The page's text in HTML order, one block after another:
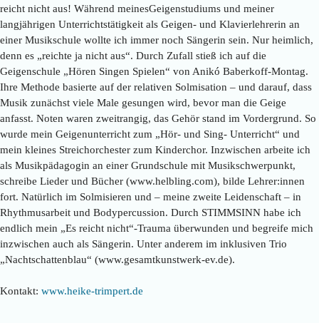
reicht nicht aus! Während meinesGeigenstudiums und meiner
langjährigen Unterrichtstätigkeit als Geigen- und Klavierlehrerin an
einer Musikschule wollte ich immer noch Sängerin sein. Nur heimlich,
denn es „reichte ja nicht aus“. Durch Zufall stieß ich auf die
Geigenschule „Hören Singen Spielen“ von Anikó Baberkoff-Montag.
Ihre Methode basierte auf der relativen Solmisation – und darauf, dass
Musik zunächst viele Male gesungen wird, bevor man die Geige
anfasst. Noten waren zweitrangig, das Gehör stand im Vordergrund. So
wurde mein Geigenunterricht zum „Hör- und Sing- Unterricht“ und
mein kleines Streichorchester zum Kinderchor. Inzwischen arbeite ich
als Musikpädagogin an einer Grundschule mit Musikschwerpunkt,
schreibe Lieder und Bücher (www.helbling.com), bilde Lehrer:innen
fort. Natürlich im Solmisieren und – meine zweite Leidenschaft – in
Rhythmusarbeit und Bodypercussion. Durch STIMMSINN habe ich
endlich mein „Es reicht nicht“-Trauma überwunden und begreife mich
inzwischen auch als Sängerin. Unter anderem im inklusiven Trio
„Nachtschattenblau“ (www.gesamtkunstwerk-ev.de).
Kontakt: www.heike-trimpert.de